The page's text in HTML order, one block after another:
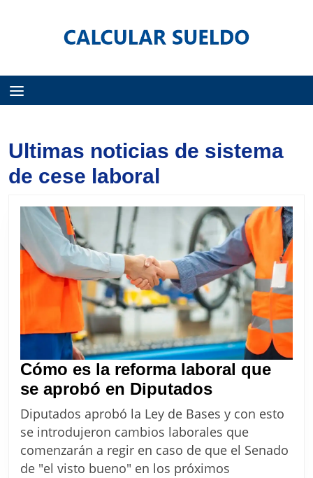
Ultimas noticias de sistema
de cese laboral
Cómo es la reforma laboral que
se aprobó en DiputadosCómo
es
la
reforma
laboral
Diputados aprobó la Ley de Bases y con esto
se introdujeron cambios laborales que
comenzarán a regir en caso de que el Senado
de "el visto bueno" en los próximos